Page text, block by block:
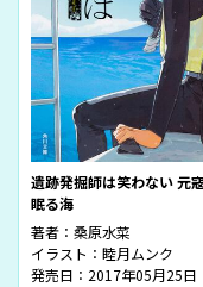
遺跡発掘師は笑わない 元
眠る海
著者： 桑原水菜
イラスト： 睦月ムンク
発売日：2017年05月25日